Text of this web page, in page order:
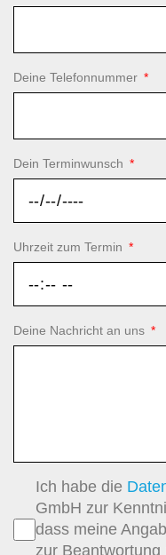
Deine Telefonnummer
Dein Terminwunsch
Uhrzeit zum Termin
Deine Nachricht an uns
Ich habe die
GmbH zur
dass meine
zur Beantwortung